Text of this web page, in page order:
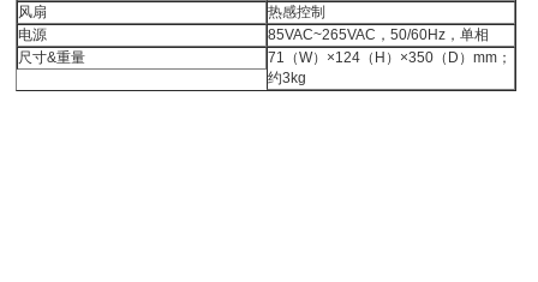
风扇
热感控制
电源
85VAC~265VAC，50/60Hz，单相
尺寸&重量
71（W）×124（H）×350（D）mm；
约3kg